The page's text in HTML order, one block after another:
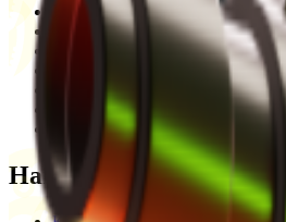
Пользовательское соглашение
Privacy Policy
Отказ от ответственности
Редакционная политика
Legal Opinion
Контакты
Наши режимы